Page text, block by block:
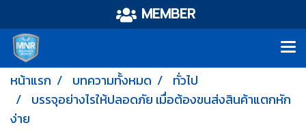
MEMBER
หน้าแรก บทความทั้งหมด
ทั่วไป
บรรจุอย่างไรให้ปลอดภัย เมื่อต้องขนส่งสินค้าแตกหัก
ง่าย